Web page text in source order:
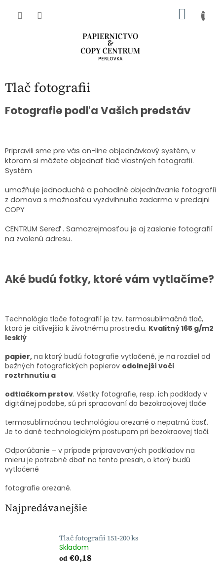
Tlač fotografii
Fotografie podľa Vašich predstáv
Pripravili sme pre vás on-line objednávkový systém, v
ktorom si môžete objednať tlač vlastných fotografií.
Systém
umožňuje jednoduché a pohodlné objednávanie fotografií
z domova s možnosťou vyzdvihnutia zadarmo v predajni
COPY
CENTRUM Sereď . Samozrejmosťou je aj zaslanie fotografií
na zvolenú adresu.
Aké budú fotky, ktoré vám vytlačíme?
Technológia tlače fotografií je tzv. termosublimačná tlač,
ktorá je citlivejšia k životnému prostrediu. Kvalitný 165 g/m2
lesklý
papier, na ktorý budú fotografie vytlačené, je na rozdiel od
bežných fotografických papierov odolnejší voči
roztrhnutiu a
odtlačkom prstov. Všetky fotografie, resp. ich podklady v
digitálnej podobe, sú pri spracovaní do bezokraojovej tlače
termosublimačnou technológiou orezané o nepatrnú časť.
Je to dané technologickým postupom pri bezokraovej tlači.
Odporúčanie – v prípade pripravovaných podkladov na
mieru je potrebné dbať na tento presah, o ktorý budú
vytlačené
fotografie orezané.
Najpredávanejšie
Tlač fotografii 151-200 ks
Skladom
od €0,18